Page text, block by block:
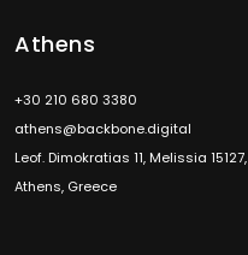
Athens
+30 210 680 3380
athens@backbone.digital
Leof. Dimokratias 11, Melissia 15127,
Athens, Greece